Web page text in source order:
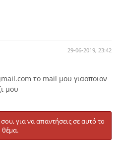
29-06-2019, 23:42
το mail μου γιαοποιον
μου
για να απαντήσεις σε αυτό το
θέμα.